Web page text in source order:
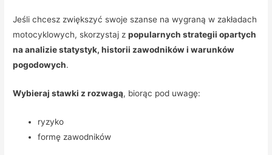
Jeśli chcesz zwiększyć swoje szanse na wygraną w zakładach
motocyklowych, skorzystaj zpopularnych strategii opartych
na analizie statystyk, historii zawodników i warunków
pogodowych.
Wybieraj stawki z rozwagą, biorąc pod uwagę:
ryzyko
formę zawodników